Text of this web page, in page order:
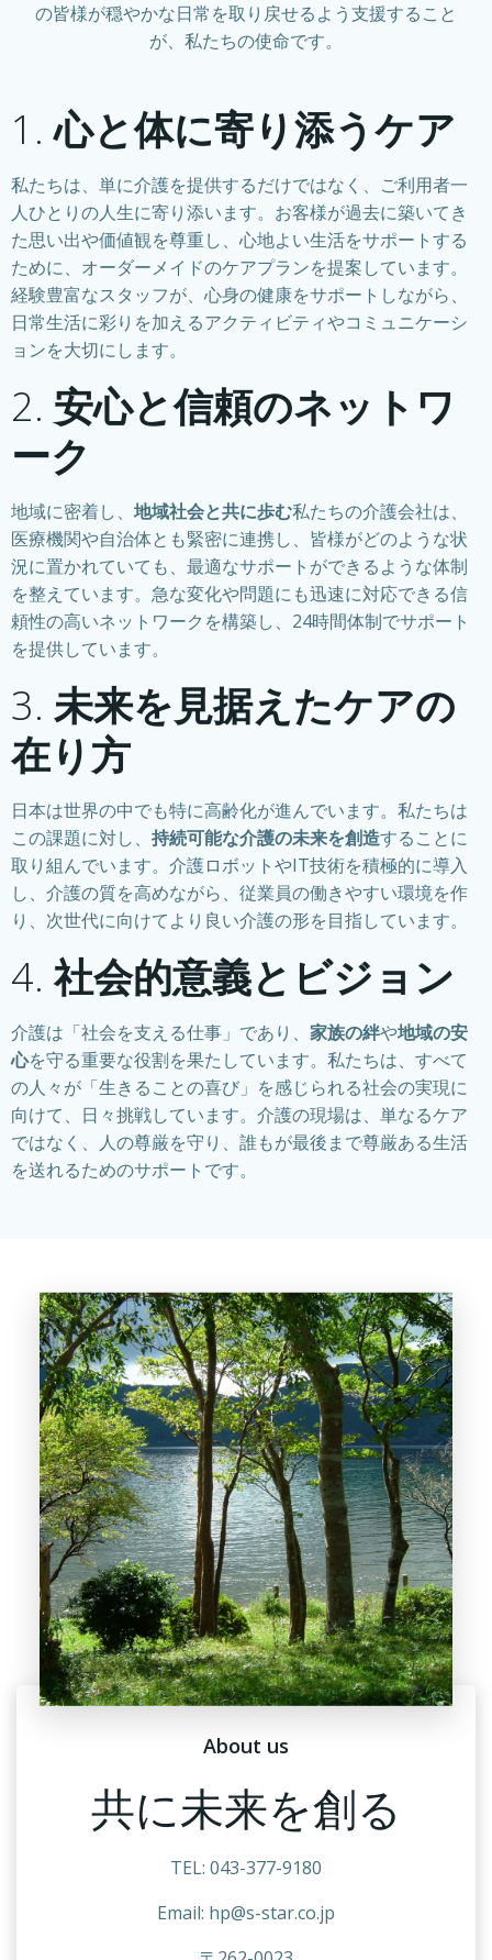
の皆様が穏やかな日常を取り戻せるよう支援すること
が、私たちの使命です。
1.心と体に寄り添うケア
私たちは、単に介護を提供するだけではなく、ご利用者一
人ひとりの人生に寄り添います。お客様が過去に築いてき
た思い出や価値観を尊重し、心地よい生活をサポートする
ために、オーダーメイドのケアプランを提案しています。
経験豊富なスタッフが、心身の健康をサポートしながら、
日常生活に彩りを加えるアクティビティやコミュニケーシ
ョンを大切にします。
2. 安心と信頼のネットワ
ーク
地域に密着し、 地域社会と共に歩む私たちの介護会社は、
医療機関や自治体とも緊密に連携し、皆様がどのような状
況に置かれていても、最適なサポートができるような体制
を整えています。急な変化や問題にも迅速に対応できる信
頼性の高いネットワークを構築し、24時間体制でサポート
を提供しています。
3. 未来を見据えたケアの
在り方
日本は世界の中でも特に高齢化が進んでいます。私たちは
この課題に対し、 持続可能な介護の未来を創造することに
取り組んでいます。介護ロボットやIT技術を積極的に導入
し、介護の質を高めながら、従業員の働きやすい環境を作
り、次世代に向けてより良い介護の形を目指しています。
4. 社会的意義とビジョン
介護は「社会を支える仕事」であり、 家族の絆や地域の安
心を守る重要な役割を果たしています。私たちは、すべて
の人々が「生きることの喜び」を感じられる社会の実現に
向けて、日々挑戦しています。介護の現場は、単なるケア
ではなく、人の尊厳を守り、誰もが最後まで尊厳ある生活
を送れるためのサポートです。
About us
共に未来を創る
TEL: 043-377-9180
Email: hp@s-star.co.jp